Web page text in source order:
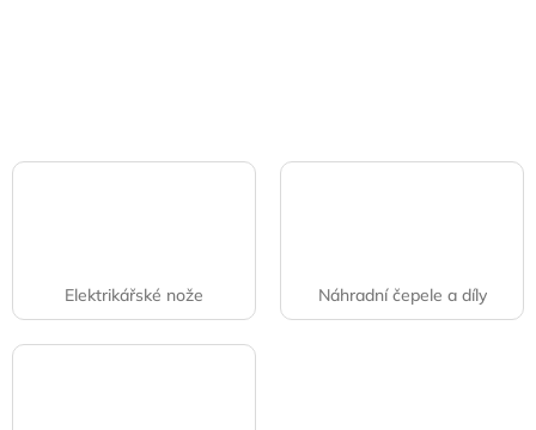
Elektrikářské nože Náhradní čepele a díly